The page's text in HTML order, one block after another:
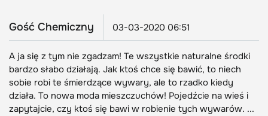
Gość Chemiczny 03-03-2020 06:51
A ja się z tym nie zgadzam! Te wszystkie naturalne środki
bardzo słabo działają. Jak ktoś chce się bawić, to niech
sobie robi te śmierdzące wywary, ale to rzadko kiedy
działa. To nowa moda mieszczuchów! Pojedźcie na wieś i
zapytajcie, czy ktoś się bawi w robienie tych wywarów. ...